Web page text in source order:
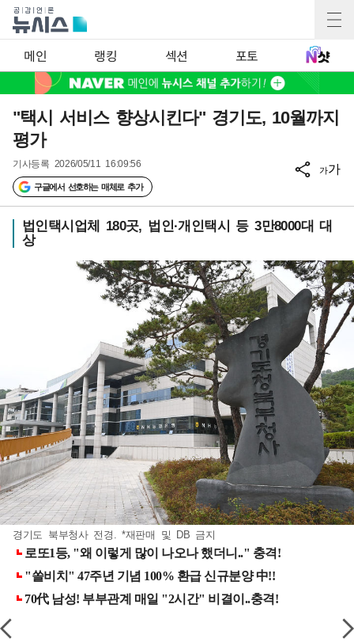
메인 랭킹 섹션 포토
"택시 서비스 향상시킨다" 경기도, 10월까지
평가
기사등록 2026/05/11 16:09:56
구글에서 선호하는 매체로 추가
가가
법인택시업체 180곳, 법인·개인택시 등 3만8000대 대
상
경기도 북부청사 전경. *재판매 및 DB 금지